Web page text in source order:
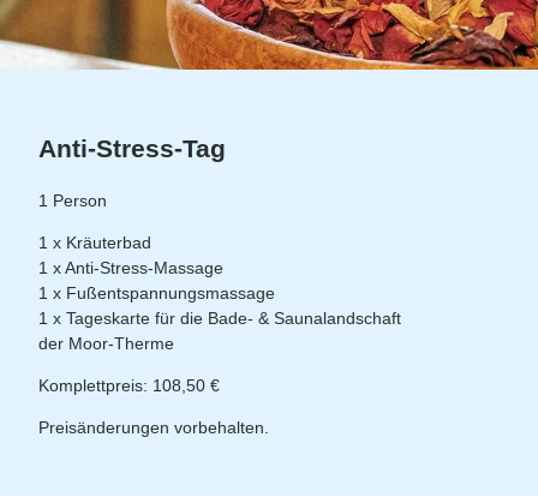
Anti-Stress-Tag
1 Person
1 x Kräuterbad
1 x Anti-Stress-Massage
1 x Fußentspannungsmassage
1 x Tageskarte für die Bade- & Saunalandschaft
der Moor-Therme
Komplettpreis: 108,50 €
Preisänderungen vorbehalten.